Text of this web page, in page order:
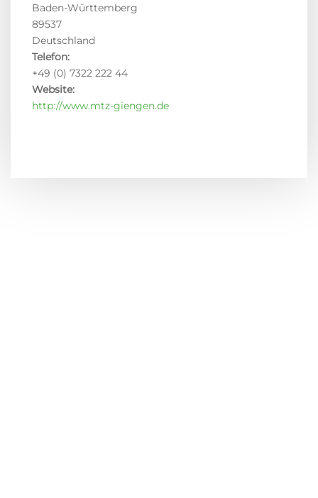
Baden-Württemberg
89537
Deutschland
Telefon:
+49 (0) 7322 222 44
Website:
http://www.mtz-giengen.de